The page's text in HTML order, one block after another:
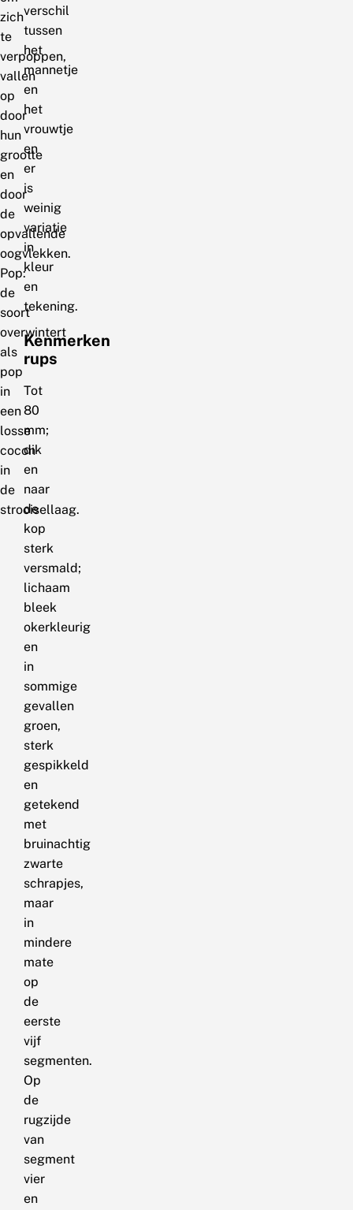
zich
te
verpoppen,
vallen
op
door
hun
grootte
en
door
de
opvallende
oogvlekken.
Pop:
de
soort
overwintert
als
pop
in
een
losse
cocon
in
de
strooisellaag.
verschil
tussen
het
mannetje
en
het
vrouwtje
en
er
is
weinig
variatie
in
kleur
en
tekening.
Kenmerken
rups
Tot
80
mm;
dik
en
naar
de
kop
sterk
versmald;
lichaam
bleek
okerkleurig
en
in
sommige
gevallen
groen,
sterk
gespikkeld
en
getekend
met
bruinachtig
zwarte
schrapjes,
maar
in
mindere
mate
op
de
eerste
vijf
segmenten.
Op
de
rugzijde
van
segment
vier
en